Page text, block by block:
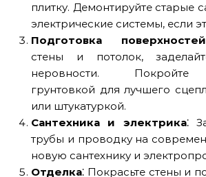
плитку. Демонтируйте старые
электрические системы, если
Подготовка поверхностей
стены и потолок,
неровности. Покройте
грунтовкой для лучшего
или штукатуркой.
Сантехника и электрика⁚
трубы и проводку на
новую сантехнику и
Отделка⁚ Покрасьте стены и